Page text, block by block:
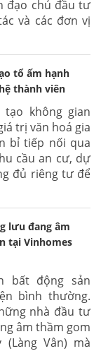
đạo chủ đầu tư
và các đơn vị
tổ ấm hạnh
thành viên
tạo không gian
trị văn hoá gia
bỉ tiếp nối qua
cầu an cư, dự
đủ riêng tư để
lưu đang âm
tại Vinhomes
bất động sản
bình thường.
nhà đầu tư
âm thầm gom
Vân) mà